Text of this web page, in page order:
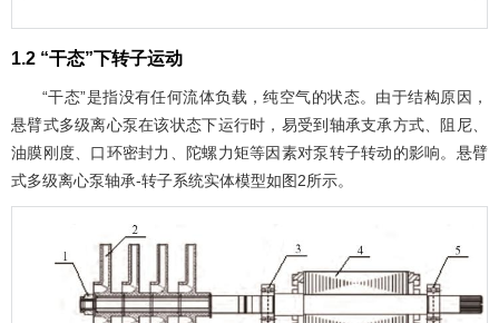
1.2 “干态”下转子运动
“干态”是指没有任何流体负载，纯空气的状态。由于结构原因，
悬臂式多级离心泵在该状态下运行时，易受到轴承支承方式、阻尼、
油膜刚度、口环密封力、陀螺力矩等因素对泵转子转动的影响。悬臂
式多级离心泵轴承-转子系统实体模型如图2所示。